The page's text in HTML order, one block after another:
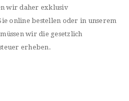
wir daher exklusiv
online bestellen oder in unserem
wir die gesetzlich
erheben.